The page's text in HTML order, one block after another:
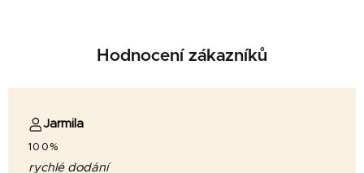
Hodnocení zákazníků
Jarmila
100%
rychlé dodání